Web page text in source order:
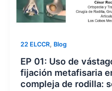
22 ELCCR, Blog
EP 01: Uso de
fijación metafisaria
compleja de rodilla: